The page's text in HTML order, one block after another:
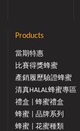
Products
當期特惠
比賽得獎蜂蜜
產銷履歷驗證蜂蜜
清真HALAL蜂蜜專區
禮盒 | 蜂蜜禮盒
蜂蜜 | 品牌系列
蜂蜜 | 花蜜種類